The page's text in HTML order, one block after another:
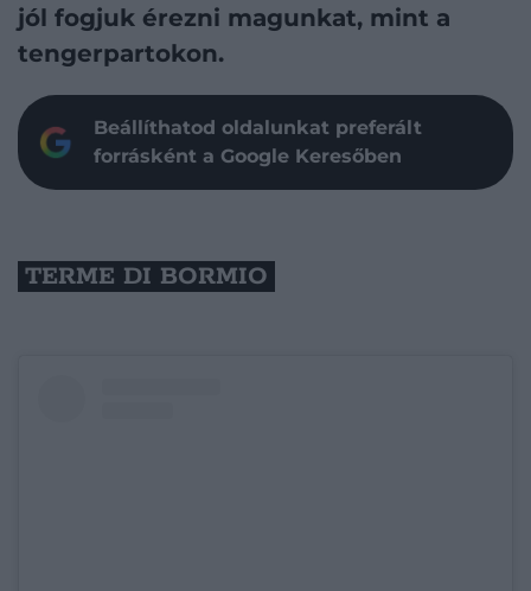
jól fogjuk érezni magunkat, mint a
tengerpartokon.
Beállíthatod oldalunkat preferált
forrásként a Google Keresőben
TERME DI BORMIO